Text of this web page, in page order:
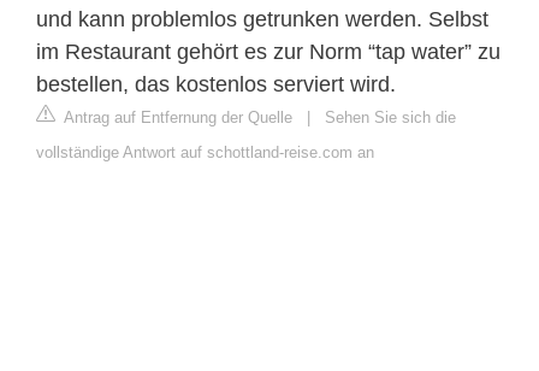
und kann problemlos getrunken werden. Selbst
im Restaurant gehört es zur Norm “tap water” zu
bestellen, das kostenlos serviert wird.
Antrag auf Entfernung der Quelle | Sehen Sie sich die
vollständige Antwort auf schottland-reise.com an